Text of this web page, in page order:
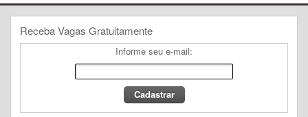
Receba Vagas Gratuitamente
Informe seu e-mail: